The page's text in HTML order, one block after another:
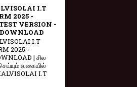
I.T
2025 -
VERSION -
DOWNLOAD
I.T
2025 -
| சில
வகையில்
I.T